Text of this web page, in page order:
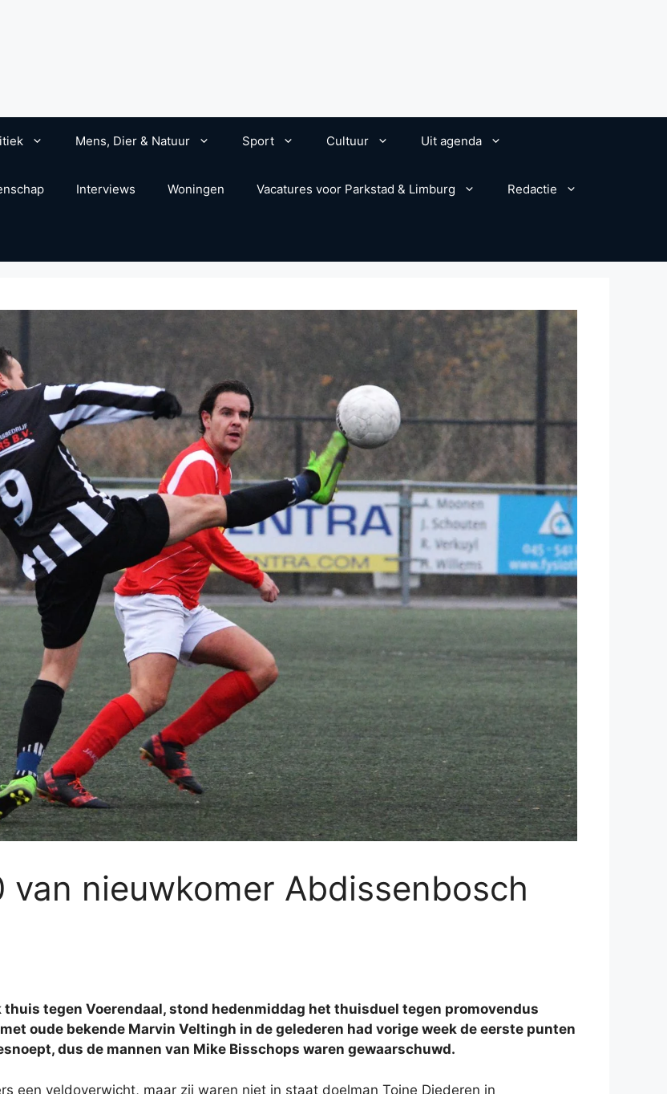
Mens, Dier & Natuur Sport Cultuur Uit agenda
Interviews Woningen Vacatures voor Parkstad & Limburg Redactie
van nieuwkomer Abdissenbosch
tegen Voerendaal, stond hedenmiddag het thuisduel tegen promovendus
oude bekende Marvin Veltingh in de gelederen had vorige week de eerste punten
dus de mannen van Mike Bisschops waren gewaarschuwd.
een veldoverwicht, maar zij waren niet in staat doelman Toine Diederen in